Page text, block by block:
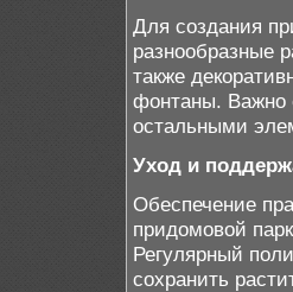
Для создания
разнообразные
также
фонтаны. Важно
остальными
Уход и
Обеспечение
придомовой
Регулярный
сохранить